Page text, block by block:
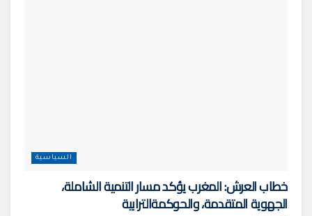
السياسية
خطاب العرش: المغرب يؤكد مسار التنمية الشاملة،
الجهوية المتقدمة، والحوكمةالترابية